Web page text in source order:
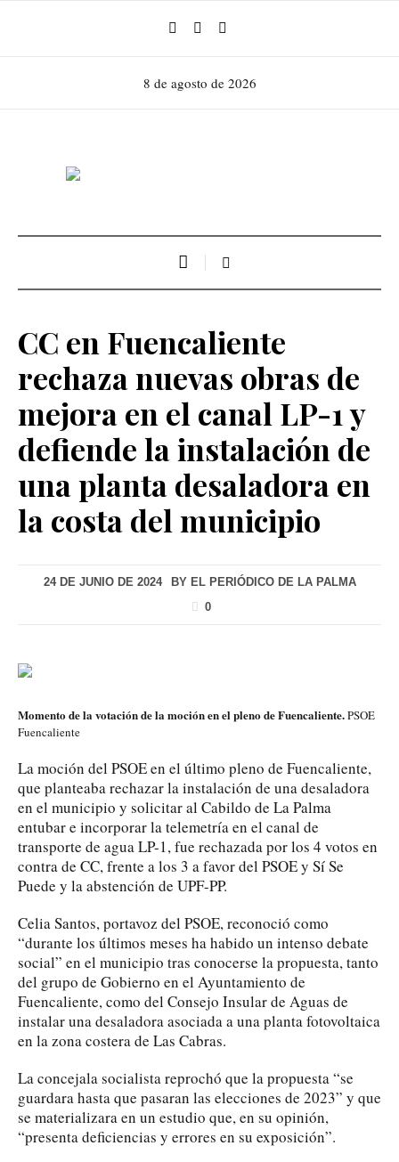
8 de agosto de 2026
CC en Fuencaliente
rechaza nuevas obras de
mejora en el canal LP-1 y
defiende la instalación de
una planta desaladora en
la costa del municipio
24 DE JUNIO DE 2024 BY EL PERIÓDICO DE LA PALMA
0
Momento de la votación de la moción en el pleno de Fuencaliente.PSOE
Fuencaliente
La moción del PSOE en el último pleno de Fuencaliente,
que planteaba rechazar la instalación de una desaladora
en el municipio y solicitar al Cabildo de La Palma
entubar e incorporar la telemetría en el canal de
transporte de agua LP-1, fue rechazada por los 4 votos en
contra de CC, frente a los 3 a favor del PSOE y Sí Se
Puede y la abstención de UPF-PP.
Celia Santos, portavoz del PSOE, reconoció como
“durante los últimos meses ha habido un intenso debate
social” en el municipio tras conocerse la propuesta, tanto
del grupo de Gobierno en el Ayuntamiento de
Fuencaliente, como del Consejo Insular de Aguas de
instalar una desaladora asociada a una planta fotovoltaica
en la zona costera de Las Cabras.
La concejala socialista reprochó que la propuesta “se
guardara hasta que pasaran las elecciones de 2023” y que
se materializara en un estudio que, en su opinión,
“presenta deficiencias y errores en su exposición”.